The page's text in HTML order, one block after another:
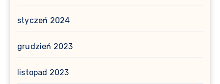
styczeń 2024
grudzień 2023
listopad 2023